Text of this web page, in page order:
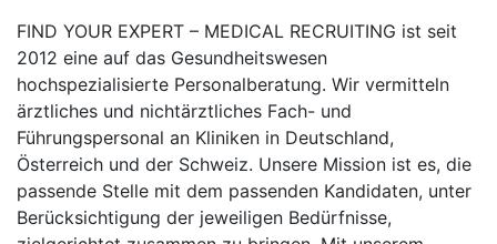
FIND YOUR EXPERT – MEDICAL RECRUITING ist seit
2012 eine auf das Gesundheitswesen
hochspezialisierte Personalberatung. Wir vermitteln
ärztliches und nichtärztliches Fach- und
Führungspersonal an Kliniken in Deutschland,
Österreich und der Schweiz. Unsere Mission ist es, die
passende Stelle mit dem passenden Kandidaten, unter
Berücksichtigung der jeweiligen Bedürfnisse,